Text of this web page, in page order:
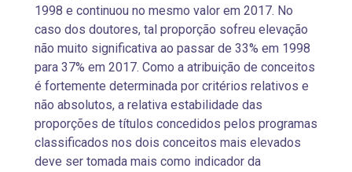
1998 e continuou no mesmo valor em 2017. No
caso dos doutores, tal proporção sofreu elevação
não muito significativa ao passar de 33% em 1998
para 37% em 2017. Como a atribuição de conceitos
é fortemente determinada por critérios relativos e
não absolutos, a relativa estabilidade das
proporções de títulos concedidos pelos programas
classificados nos dois conceitos mais elevados
deve ser tomada mais como indicador da